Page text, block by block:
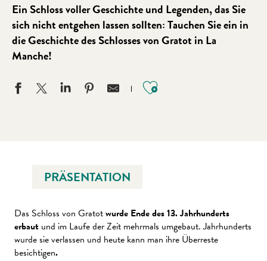
Ein Schloss voller Geschichte und Legenden, das Sie
sich nicht entgehen lassen sollten: Tauchen Sie ein in
die Geschichte des Schlosses von Gratot in La
Manche!
Ajouter aux
PRÄSENTATION
Das Schloss von Gratotwurde Ende des 13. Jahrhunderts
erbaut und im Laufe der Zeit mehrmals umgebaut. Jahrhunderts
wurde sie verlassen und heute kann man ihre Überreste
besichtigen.